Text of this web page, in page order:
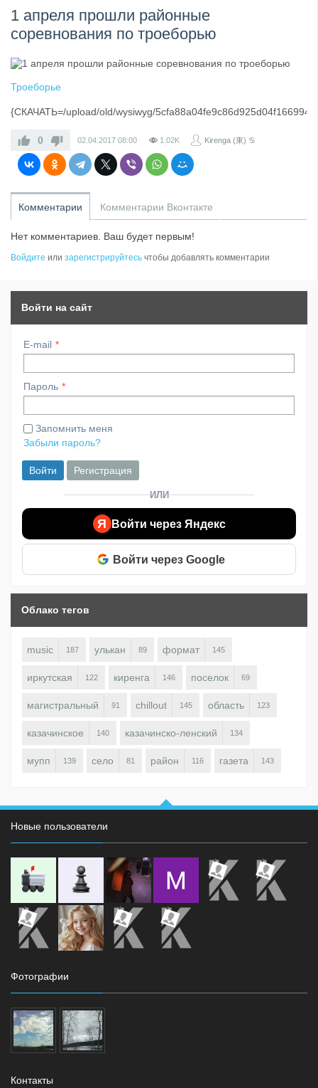
1 апреля прошли районные
соревнования по троеборью
Троеборье
{СКАЧАТЬ=/upload/old/wysiwyg/
0 02.04.2017 08:00 1.02K Kirenga (東) ♋
Комментарии Комментарии Вконтакте
Нет комментариев. Ваш будет первым!
Войдите или зарегистрируйтесь чтобы добавлять комментарии
Войти на сайт
E-mail
Пароль
Запомнить меня
Забыли пароль?
Войти Регистрация
ИЛИ
Я Войти через Яндекс
Войти через Google
Облако тегов
music 187 улькан 89 формат 145
иркутская 122 киренга 146 поселок 69
магистральный 91 chillout 145 область 123
казачинское 140 казачинско-ленский 134
мупп 139 село 81 район 116 газета 143
Новые пользователи
Фотографии
Контакты